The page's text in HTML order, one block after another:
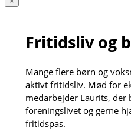
Fritidsliv og
Mange flere børn og
aktivt fritidsliv. Mød for
medarbejder Laurits, der
foreningslivet og gerne
fritidspas.